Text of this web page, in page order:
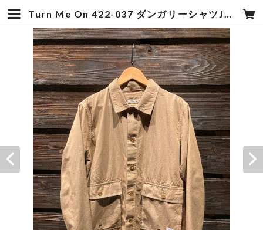
Turn Me On 422-037 ダンガリーシャツJKT (BEIGE) Mサイズ | hotstyle TOYOOKA